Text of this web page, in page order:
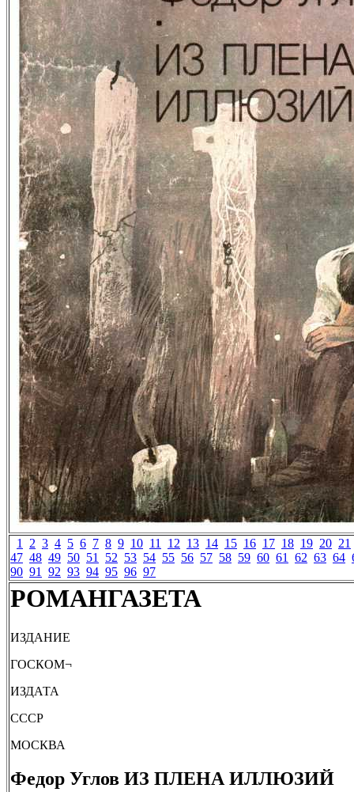
1 2 3 4 5 6 7 8 9 10 11 12 13 14 15 16 17 18 19 20 21
47 48 49 50 51 52 53 54 55 56 57 58 59 60 61 62 63 64
90 91 92 93 94 95 96 97
РОМАНГАЗЕТА
ИЗДАНИЕ
ГОСКОМ¬
ИЗДАТА
СССР
МОСКВА
Федор Углов ИЗ ПЛЕНА ИЛЛЮЗИЙ